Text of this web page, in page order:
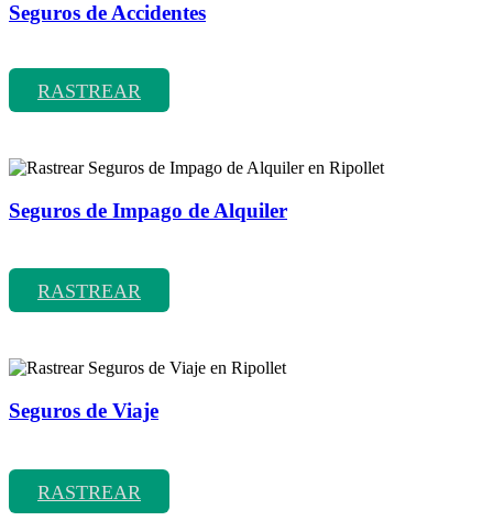
Seguros de Accidentes
RASTREAR
Seguros de Impago de Alquiler
RASTREAR
Seguros de Viaje
RASTREAR